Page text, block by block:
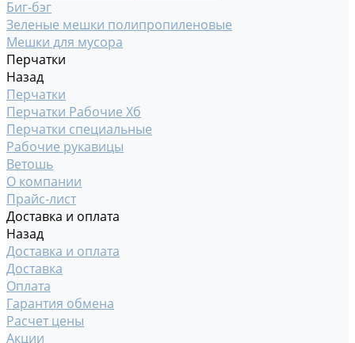
Биг-бэг
Зеленые мешки полипропиленовые
Мешки для мусора
Перчатки
Назад
Перчатки
Перчатки Рабочие Хб
Перчатки специальные
Рабочие рукавицы
Ветошь
О компании
Прайс-лист
Доставка и оплата
Назад
Доставка и оплата
Доставка
Оплата
Гарантия обмена
Расчет цены
Акции